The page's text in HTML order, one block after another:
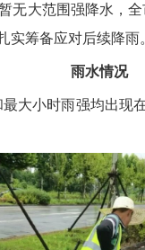
无大范围强降水，
实筹备应对后续降雨
雨水情况
大小时雨强均出现